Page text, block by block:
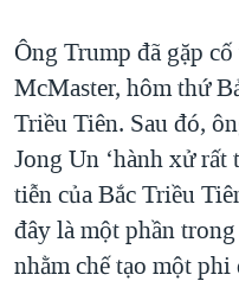
Ông Trump đã gặp
McMaster, hôm thứ
Triều Tiên. Sau đó,
Jong Un ‘hành xử rất
tiễn của Bắc Triều
đây là một phần
nhằm chế tạo một